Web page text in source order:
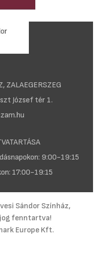
9:00-19:15
17:00-19:15
ZALAEGERSZEG
József tér 1.
Sándor Színház,
fenntartva!
Europe Kft.